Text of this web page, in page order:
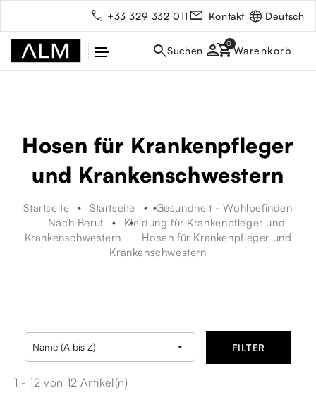
+33 329 332 011 Kontakt Deutsch
person
Hosen für Krankenpfleger
und Krankenschwestern
Startseite Startseite
Gesundheit - Wohlbefinden
Nach Beruf
Kleidung für Krankenpfleger und
Krankenschwestern
Hosen für Krankenpfleger und
Krankenschwestern
Name (A bis Z)  FILTER
1 - 12 von 12 Artikel(n)